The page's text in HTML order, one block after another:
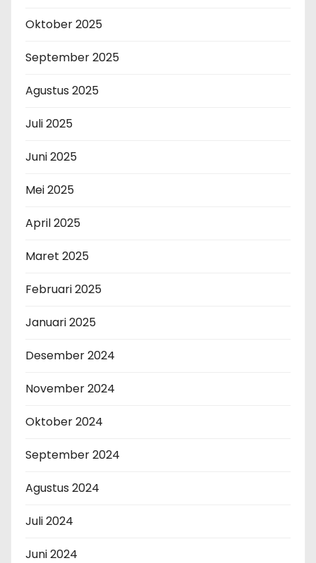
Oktober 2025
September 2025
Agustus 2025
Juli 2025
Juni 2025
Mei 2025
April 2025
Maret 2025
Februari 2025
Januari 2025
Desember 2024
November 2024
Oktober 2024
September 2024
Agustus 2024
Juli 2024
Juni 2024